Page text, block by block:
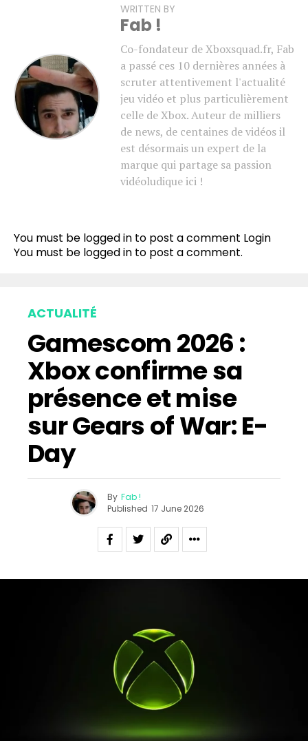
WRITTEN BY
Fab !
Co-fondateur de Xboxsquad.fr, Fab
a passé ces 10 dernières années à
scruter attentivement l'actualité
jeu vidéo et plus particulièrement
celle de Xbox. Auteur de milliers
de news, de centaines de vidéos il
est désormais un expert de la
marque qui partage sa passion
vidéoludique ici !
You must be logged in to post a comment Login
You must be logged in to post a comment.
ACTUALITÉ
Gamescom 2026 :
Xbox confirme sa
présence et mise
sur Gears of War: E-
Day
By Fab !
Published 17 June 2026